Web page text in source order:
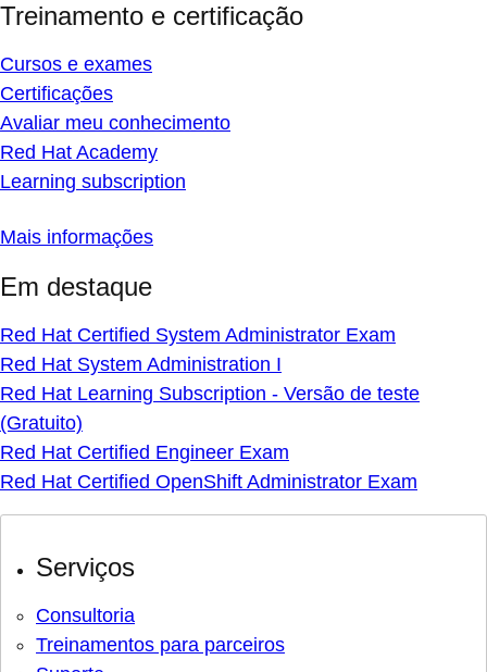
Treinamento e certificação
Cursos e exames
Certificações
Avaliar meu conhecimento
Red Hat Academy
Learning subscription
Mais informações
Em destaque
Red Hat Certified System Administrator Exam
Red Hat System Administration I
Red Hat Learning Subscription - Versão de teste
(Gratuito)
Red Hat Certified Engineer Exam
Red Hat Certified OpenShift Administrator Exam
Serviços
Consultoria
Treinamentos para parceiros